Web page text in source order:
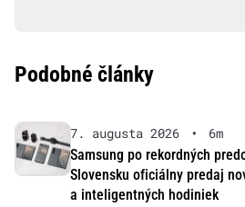
Podobné články
7. augusta 2026 •
6m
Samsung po rekordných
Slovensku oficiálny predaj
a inteligentných hodiniek